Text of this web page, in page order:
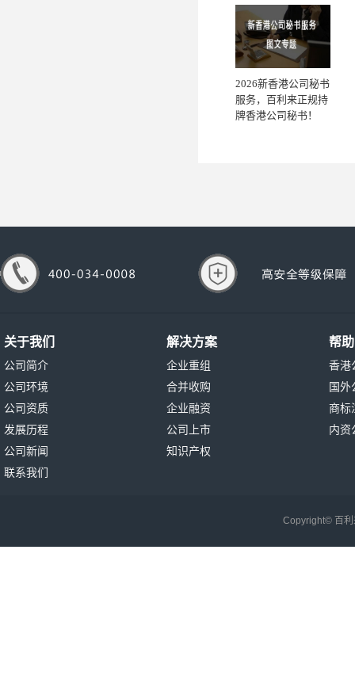
2026新香港公司秘书
服务，百利来正规持
牌香港公司秘书！
关于我们
公司简介
公司环境
公司资质
发展历程
公司新闻
联系我们
解决方案
企业重组
合并收购
企业融资
公司上市
知识产权
帮
香港
国外
商标
内资
Copyright© 百